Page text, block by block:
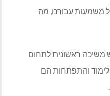
משמעות עבורנו, מה
משיכה ראשונית לתחום
והתפתחות הם